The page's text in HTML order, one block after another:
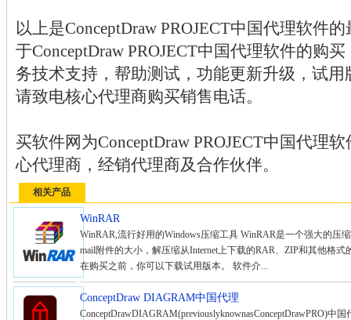
以上是ConceptDraw PROJECT中国代理软件
于ConceptDraw PROJECT中国代理软件的购
务技术支持，帮助测试，功能更新升级，试
请致电核心代理商购买销售电话。
买软件网为ConceptDraw PROJECT中国代理
心代理商，经销代理商及合作伙伴。
相关产品
WinRAR
WinRAR,流行好用的Windows压缩工具 WinRAR是一个强大的压
mail附件的大小，解压缩从Internet上下载的RAR、ZIP和其他格
在购买之前，你可以下载试用版本。 软件介...
ConceptDraw DIAGRAM中国代理
ConceptDrawDIAGRAM(previouslyknownasConceptDrawPRO)中